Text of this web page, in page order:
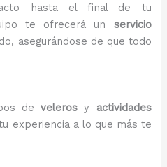
hasta el final de tu
te ofrecerá un servicio
asegurándose de que todo
develeros y actividades
experiencia a lo que más te